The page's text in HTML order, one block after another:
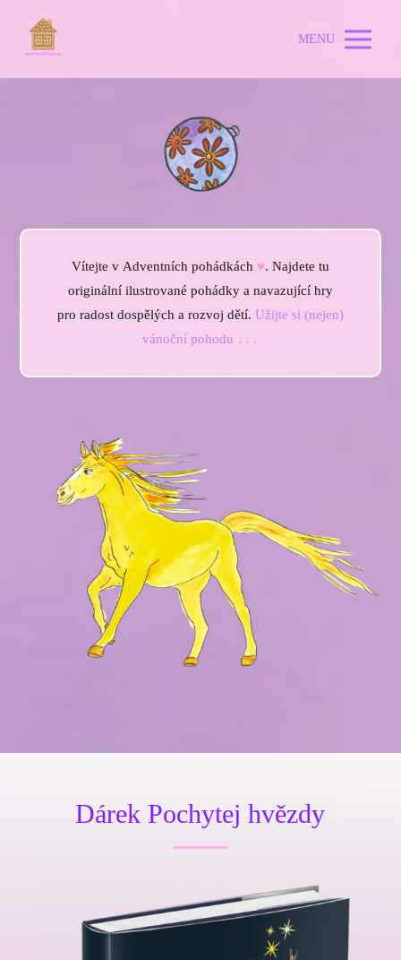
MENU
Vítejte v Adventních pohádkách ♥. Najdete tu
originální ilustrované pohádky a navazující hry
pro radost dospělých a rozvoj dětí. Užijte si (nejen)
vánoční pohodu ↓↓↓
Dárek Pochytej hvězdy